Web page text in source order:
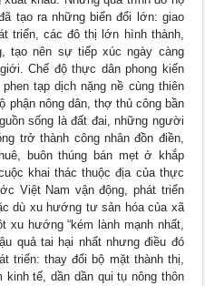
tạo ra những biến đổi lớn: giao
triển, các đô thị lớn hình thành,
tạo nên sự tiếp xúc ngày càng
Chế độ thực dân phong kiến
tạp dịch nặng nề cùng thiên
phận nông dân, thợ thủ công bần
sống là đất đai, những người
trở thành công nhân đồn điền,
buôn thúng bán mẹt ở khắp
khai thác thuộc địa của thực
Việt Nam vận động, phát triển
dù xu hướng tư sản hóa của xã
xu hướng “kém lành mạnh nhất,
quả tai hại nhất nhưng điều đó
triển: thay đổi bộ mặt thành thị,
kinh tế, dần dần qui tụ nông thôn